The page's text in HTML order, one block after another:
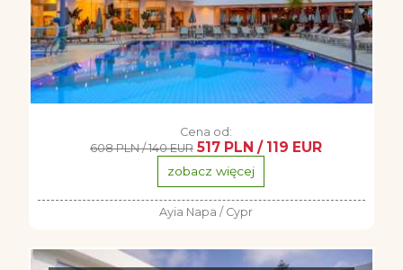
Cena od:
608 PLN / 140 EUR 517 PLN / 119 EUR
zobacz więcej
Ayia Napa / Cypr